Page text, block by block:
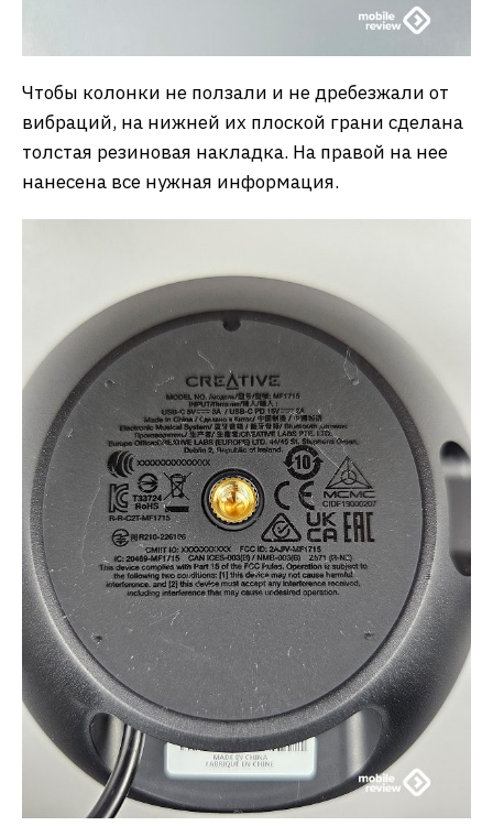
Чтобы колонки не ползали и не дребезжали от
вибраций, на нижней их плоской грани сделана
толстая резиновая накладка. На правой на нее
нанесена все нужная информация.